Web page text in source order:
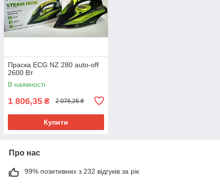
Праска ECG NZ 280 auto-off
2600 Вт
В наявності
1 806,35 ₴ 2 076,26 ₴
Купити
Про нас
99% позитивних з 232 відгуків за рік